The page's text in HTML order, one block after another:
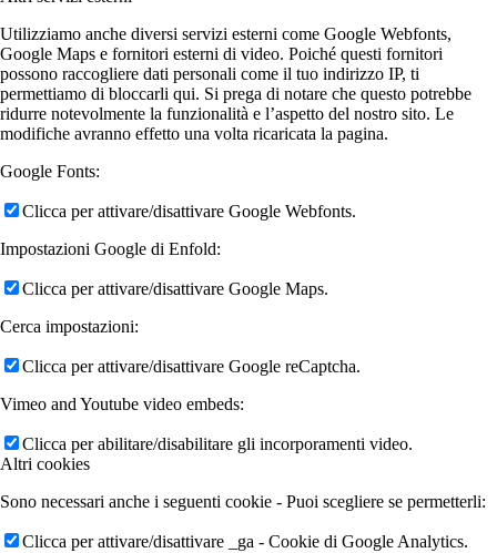
Utilizziamo anche diversi servizi esterni come Google Webfonts,
Google Maps e fornitori esterni di video. Poiché questi fornitori
possono raccogliere dati personali come il tuo indirizzo IP, ti
permettiamo di bloccarli qui. Si prega di notare che questo potrebbe
ridurre notevolmente la funzionalità e l’aspetto del nostro sito. Le
modifiche avranno effetto una volta ricaricata la pagina.
Google Fonts:
Clicca per attivare/disattivare Google Webfonts.
Impostazioni Google di Enfold:
Clicca per attivare/disattivare Google Maps.
Cerca impostazioni:
Clicca per attivare/disattivare Google reCaptcha.
Vimeo and Youtube video embeds:
Clicca per abilitare/disabilitare gli incorporamenti video.
Altri cookies
Sono necessari anche i seguenti cookie - Puoi scegliere se permetterli:
Clicca per attivare/disattivare _ga - Cookie di Google Analytics.